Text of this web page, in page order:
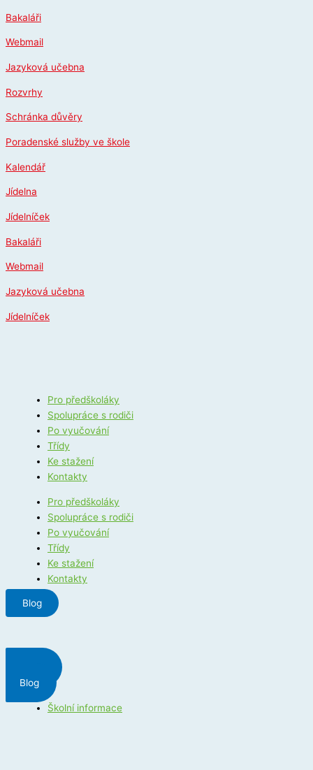
na
obsah
Bakaláři
Webmail
Jazyková učebna
Rozvrhy
Schránka důvěry
Poradenské služby ve škole
Kalendář
Jídelna
Jídelníček
Bakaláři
Webmail
Jazyková učebna
Jídelníček
Pro předškoláky
Spolupráce s rodiči
Po vyučování
Třídy
Ke stažení
Kontakty
Pro předškoláky
Spolupráce s rodiči
Po vyučování
Třídy
Ke stažení
Kontakty
Blog
Blog
Školní informace